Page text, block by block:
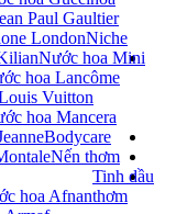
Paul Gaultier
London
hoa Lancôme
Vuitton
hoa Mancera
hoa Afnan
Niche
Nước hoa Mini
Bodycare
Nến thơm
Tinh dầu
thơm